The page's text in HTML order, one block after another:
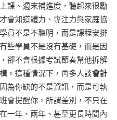
課、週末補進度，聽起來很勵
會知道體力、專注力與家庭協
員不是不聰明，而是課程安排
些學員不是沒有基礎，而是因
卻不會根據考試節奏幫他拆解
。這種情況下，再多人談會計
為你缺的不是資訊，而是可執
會提醒你，所謂差別，不只在
一年、兩年、甚至更長時間內